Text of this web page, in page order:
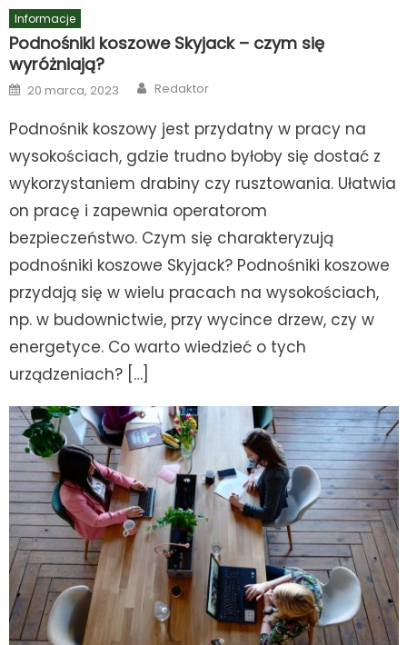
Informacje
Podnośniki koszowe Skyjack – czym się
wyróżniają?
Posted
on
20 marca, 2023 Author
Redaktor
Podnośnik koszowy jest przydatny w pracy na
wysokościach, gdzie trudno byłoby się dostać z
wykorzystaniem drabiny czy rusztowania. Ułatwia
on pracę i zapewnia operatorom
bezpieczeństwo. Czym się charakteryzują
podnośniki koszowe Skyjack? Podnośniki koszowe
przydają się w wielu pracach na wysokościach,
np. w budownictwie, przy wycince drzew, czy w
energetyce. Co warto wiedzieć o tych
urządzeniach? […]